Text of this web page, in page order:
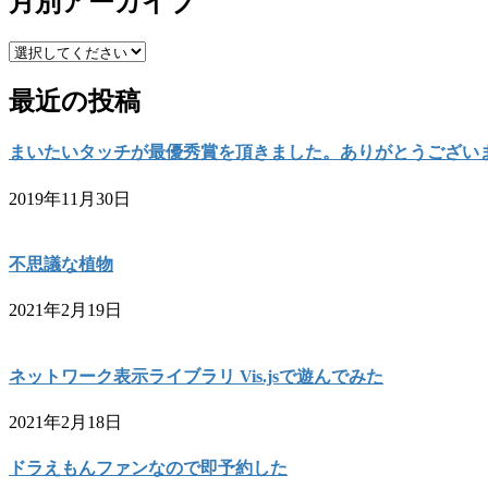
最近の投稿
まいたいタッチが最優秀賞を頂きました。ありがとうござい
2019年11月30日
不思議な植物
2021年2月19日
ネットワーク表示ライブラリ Vis.jsで遊んでみた
2021年2月18日
ドラえもんファンなので即予約した